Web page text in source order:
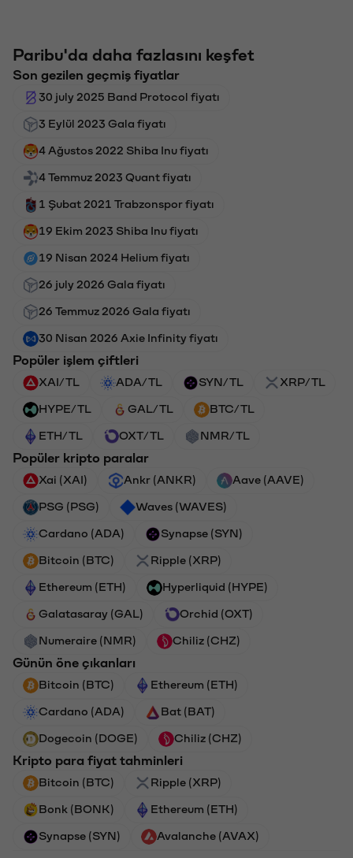
Paribu'da daha fazlasını keşfet
Son gezilen geçmiş fiyatlar
30 july 2025 Band Protocol fiyatı
3 Eylül 2023 Gala fiyatı
4 Ağustos 2022 Shiba Inu fiyatı
4 Temmuz 2023 Quant fiyatı
1 Şubat 2021 Trabzonspor fiyatı
19 Ekim 2023 Shiba Inu fiyatı
19 Nisan 2024 Helium fiyatı
26 july 2026 Gala fiyatı
26 Temmuz 2026 Gala fiyatı
30 Nisan 2026 Axie Infinity fiyatı
Popüler işlem çiftleri
XAI/TL ADA/TL SYN/TL XRP/TL
HYPE/TL GAL/TL BTC/TL
ETH/TL OXT/TL NMR/TL
Popüler kripto paralar
Xai (XAI) Ankr (ANKR) Aave (AAVE)
PSG (PSG) Waves (WAVES)
Cardano (ADA) Synapse (SYN)
Bitcoin (BTC) Ripple (XRP)
Ethereum (ETH) Hyperliquid (HYPE)
Galatasaray (GAL) Orchid (OXT)
Numeraire (NMR) Chiliz (CHZ)
Günün öne çıkanları
Bitcoin (BTC) Ethereum (ETH)
Cardano (ADA) Bat (BAT)
Dogecoin (DOGE) Chiliz (CHZ)
Kripto para fiyat tahminleri
Bitcoin (BTC) Ripple (XRP)
Bonk (BONK) Ethereum (ETH)
Synapse (SYN) Avalanche (AVAX)